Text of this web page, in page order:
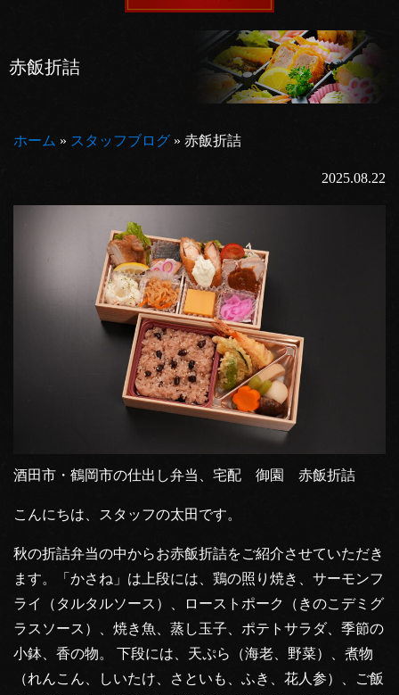
赤飯折詰
ホーム » スタッフブログ » 赤飯折詰
2025.08.22
酒田市・鶴岡市の仕出し弁当、宅配 御園 赤飯折詰
こんにちは、スタッフの太田です。
秋の折詰弁当の中からお赤飯折詰をご紹介させていただき
ます。「かさね」は上段には、鶏の照り焼き、サーモンフ
ライ（タルタルソース）、ローストポーク（きのこデミグ
ラスソース）、焼き魚、蒸し玉子、ポテトサラダ、季節の
小鉢、香の物。 下段には、天ぷら（海老、野菜）、煮物
（れんこん、しいたけ、さといも、ふき、花人参）、ご飯